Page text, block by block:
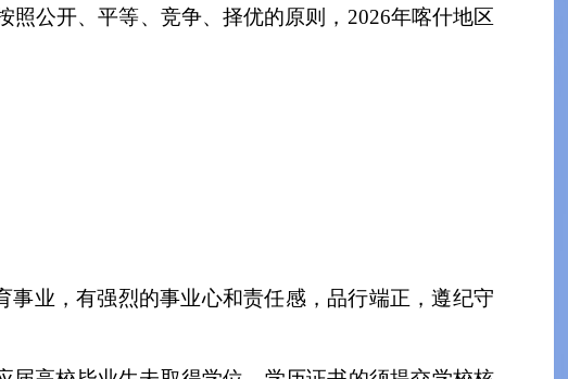
照公开、平等、竞争、择优的原则 ， 2026年喀什地区
事业，有强烈的事业心和责任感，品行端正，遵纪守